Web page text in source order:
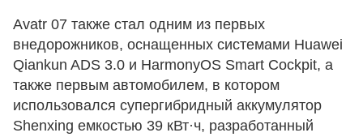
Avatr 07 также стал одним из первых
внедорожников, оснащенных системами Huawei
Qiankun ADS 3.0 и HarmonyOS Smart Cockpit, а
также первым автомобилем, в котором
использовался супергибридный аккумулятор
Shenxing емкостью 39 кВт·ч, разработанный